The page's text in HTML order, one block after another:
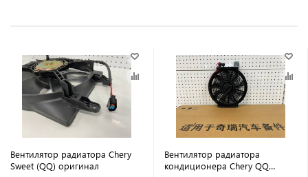
Вентилятор радиатора Chery
Sweet (QQ) оригинал
Вентилятор радиатора
кондиционера Chery QQ